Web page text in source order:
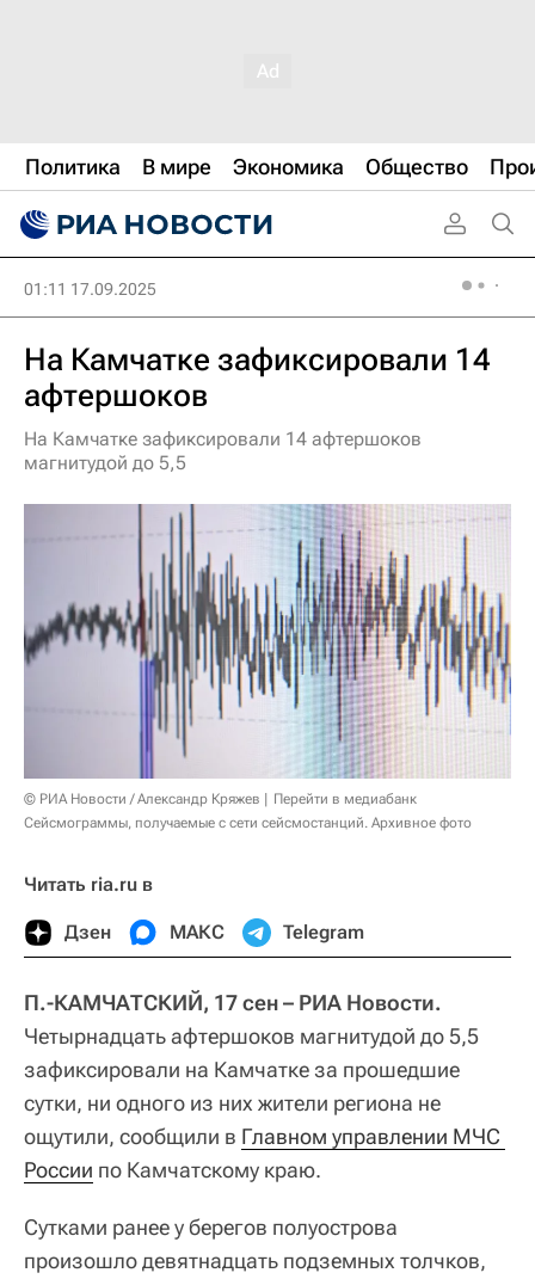
Политика В мире Экономика Общество
01:11 17.09.2025
На Камчатке зафиксировали 14
афтершоков
На Камчатке зафиксировали 14 афтершоков
магнитудой до 5,5
© РИА Новости / Александр Кряжев
Перейти в медиабанк
Сейсмограммы, получаемые с сети сейсмостанций. Архивное фото
Читать ria.ru в
Дзен МАКС Telegram
П.-КАМЧАТСКИЙ, 17 сен – РИА Новости.
Четырнадцать афтершоков магнитудой до 5,5
зафиксировали на Камчатке за прошедшие
сутки, ни одного из них жители региона не
ощутили, сообщили в Главном управлении МЧС
России по Камчатскому краю.
Сутками ранее у берегов полуострова
произошло девятнадцать подземных толчков,